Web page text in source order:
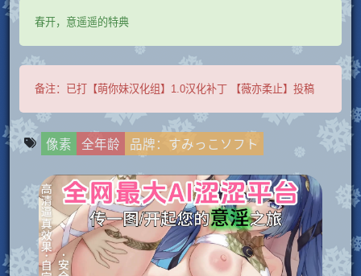
春开，意遥遥的特典
备注： 已打【萌你妹汉化组】1.0汉化补丁 【薇亦柔止】投稿
像素 全年龄 品牌：すみっこソフト